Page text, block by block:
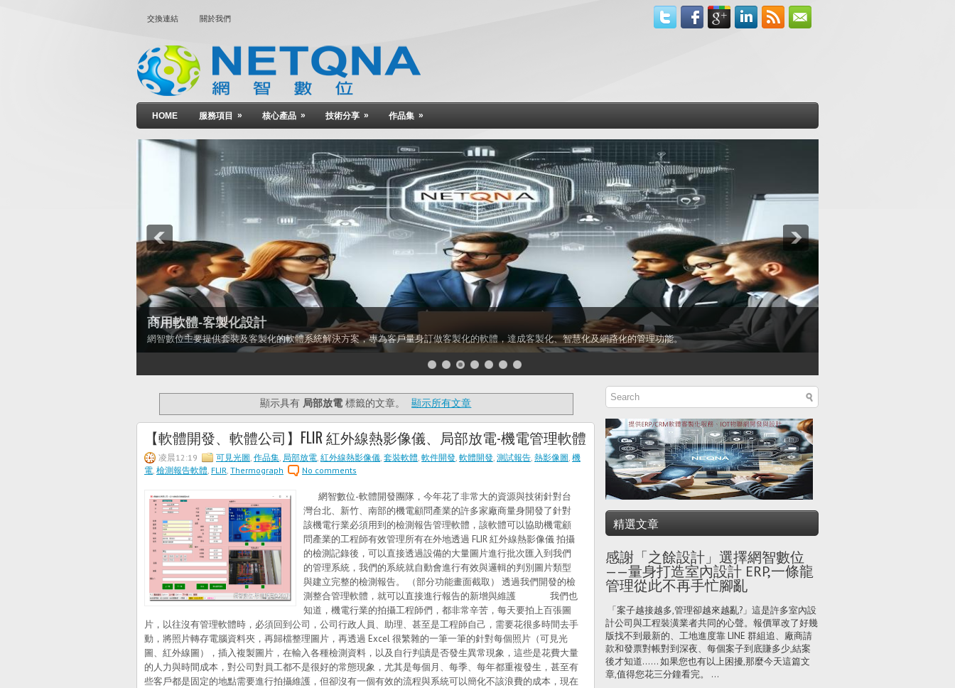
交換連結 關於我們
HOME 服務項目 » 核心產品 » 技術分享 » 作品集 »
商用軟體-客製化設計
網智數位主要提供套裝及客製化的軟體系統解決方案，專為客戶量身訂做客製化的軟體，達成客製化、智慧化及網路化的管理功能。
顯示具有 局部放電標籤的文章。 顯示所有文章
【軟體開發、軟體公司】FLIR 紅外線熱影像儀、局部放電-機電管理軟體
凌晨12:19 可見光圖 作品集 局部放電 紅外線熱影像儀 套裝軟體 軟件開發 軟體開發 測試報告 熱影像圖 機
電 檢測報告軟體 FLIR Thermograph No comments
網智數位-軟體開發團隊，今年花了非常大的資源與技術針對台
灣台北、新竹、南部的機電顧問產業的許多家廠商量身開發了針對
該機電行業必須用到的檢測報告管理軟體，該軟體可以協助機電顧
問產業的工程師有效管理所有在外地透過 FLIR 紅外線熱影像儀 拍攝
的檢測記錄後，可以直接透過設備的大量圖片進行批次匯入到我們
的管理系統，我們的系統就自動會進行有效與邏輯的判別圖片類型
與建立完整的檢測報告。 （部分功能畫面截取） 透過我們開發的檢
測整合管理軟體，就可以直接進行報告的新增與維護 我們也
知道，機電行業的拍攝工程師們，都非常辛苦，每天要拍上百張圖
片，以往沒有管理軟體時，必須回到公司，公司行政人員、助理、甚至是工程師自己，需要花很多時間去手
動，將照片轉存電腦資料夾，再歸檔整理圖片，再透過 Excel 很繁雜的一筆一筆的針對每個照片（可見光
圖、紅外線圖），插入複製圖片，在輸入各種檢測資料，以及自行判讀是否發生異常現象，這些是花費大量
的人力與時間成本，對公司對員工都不是很好的常態現象，尤其是每個月、每季、每年都重複發生，甚至有
些客戶都是固定的地點需要進行拍攝維護，但卻沒有一個有效的流程與系統可以簡化不該浪費的成本，現在
精選文章
感謝「之餘設計」選擇網智數位
——量身打造室內設計 ERP,一條龍
管理從此不再手忙腳亂
「案子越接越多,管理卻越來越亂?」這是許多室內設
計公司與工程裝潢業者共同的心聲。報價單改了好幾
版找不到最新的、工地進度靠 LINE 群組追、廠商請
款和發票對帳對到深夜、每個案子到底賺多少,結案
後才知道…… 如果您也有以上困擾,那麼今天這篇文
章,值得您花三分鐘看完。 ...